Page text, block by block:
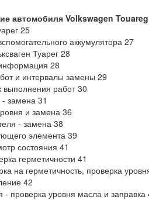
автомобиля Volkswagen
25
аккумулятора 27
Туарег 28
28
и интервалы замены 29
выполнения работ 30
замена 31
и замена 36
- замена 38
элемента 39
состояния 41
герметичности 41
на герметичность, проверка
42
- проверка уровня масла и заправка